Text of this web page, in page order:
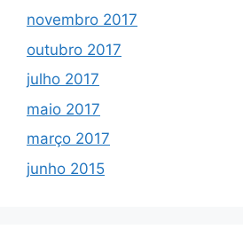
novembro 2017
outubro 2017
julho 2017
maio 2017
março 2017
junho 2015